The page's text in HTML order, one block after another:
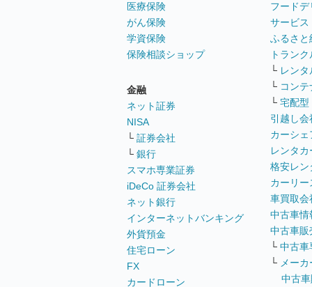
医療保険
がん保険
学資保険
保険相談ショップ
金融
ネット証券
NISA
└ 証券会社
└ 銀行
スマホ専業証券
iDeCo 証券会社
ネット銀行
インターネットバンキング
外貨預金
住宅ローン
FX
カードローン
フード
サービス
ふるさと
トラン
└ レン
└ コンテ
└ 宅配型
引越し会
カーシ
レンタカ
格安レン
カーリー
車買取会
中古車情
中古車販
└ 中古車
└ メーカ
中古車